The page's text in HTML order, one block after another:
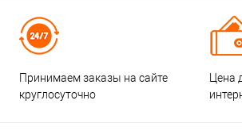
Принимаем заказы на сайте
круглосуточно
Цена